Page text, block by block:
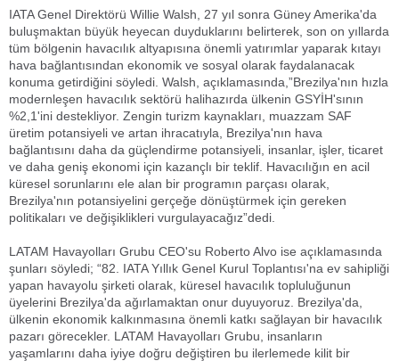
IATA Genel Direktörü Willie Walsh, 27 yıl sonra Güney Amerika'da
buluşmaktan büyük heyecan duyduklarını belirterek, son on yıllarda
tüm bölgenin havacılık altyapısına önemli yatırımlar yaparak kıtayı
hava bağlantısından ekonomik ve sosyal olarak faydalanacak
konuma getirdiğini söyledi. Walsh, açıklamasında,”Brezilya'nın hızla
modernleşen havacılık sektörü halihazırda ülkenin GSYİH'sının
%2,1'ini destekliyor. Zengin turizm kaynakları, muazzam SAF
üretim potansiyeli ve artan ihracatıyla, Brezilya'nın hava
bağlantısını daha da güçlendirme potansiyeli, insanlar, işler, ticaret
ve daha geniş ekonomi için kazançlı bir teklif. Havacılığın en acil
küresel sorunlarını ele alan bir programın parçası olarak,
Brezilya'nın potansiyelini gerçeğe dönüştürmek için gereken
politikaları ve değişiklikleri vurgulayacağız”dedi.
LATAM Havayolları Grubu CEO'su Roberto Alvo ise açıklamasında
şunları söyledi; “82. IATA Yıllık Genel Kurul Toplantısı'na ev sahipliği
yapan havayolu şirketi olarak, küresel havacılık topluluğunun
üyelerini Brezilya'da ağırlamaktan onur duyuyoruz. Brezilya'da,
ülkenin ekonomik kalkınmasına önemli katkı sağlayan bir havacılık
pazarı görecekler. LATAM Havayolları Grubu, insanların
yaşamlarını daha iyiye doğru değiştiren bu ilerlemede kilit bir